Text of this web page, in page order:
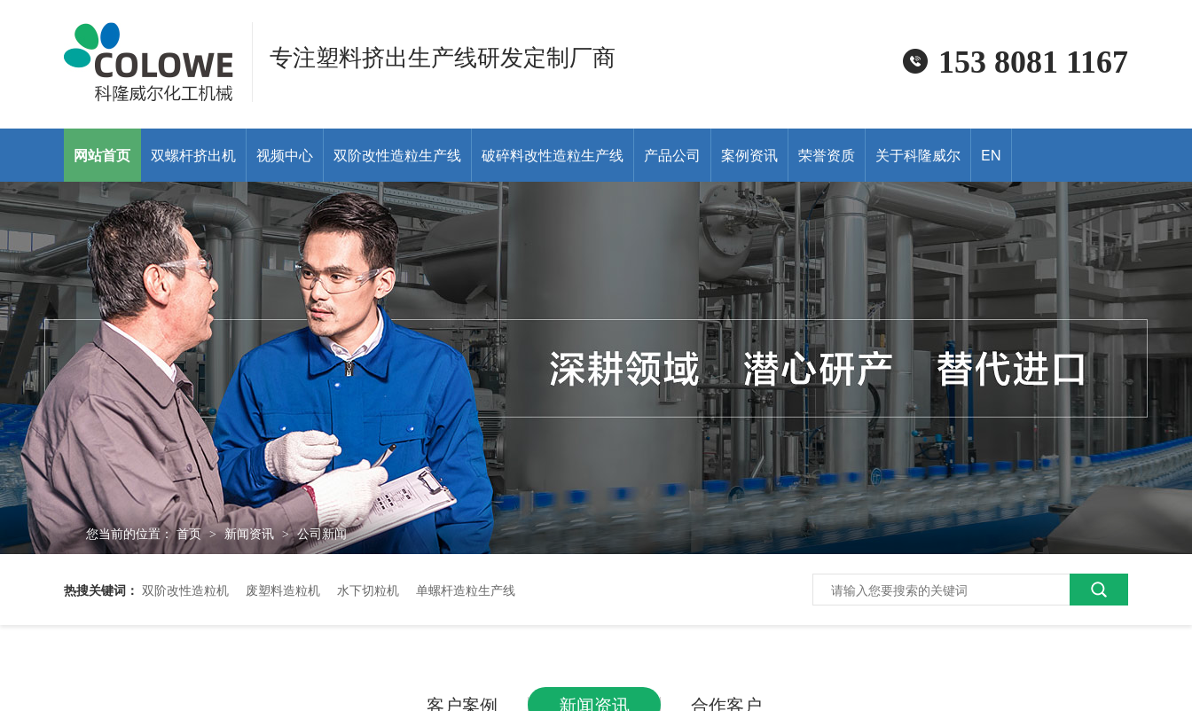
专注塑料挤出生产线研发定制厂商 153 8081 1167
网站首页 双螺杆挤出机 视频中心 双阶改性造粒生产线 破碎料改性造粒生产线 产品公司 案例资讯 荣誉资质 关于科隆威尔 EN
您当前的位置： 首页 > 新闻资讯 > 公司新闻
热搜关键词： 双阶改性造粒机 废塑料造粒机 水下切粒机 单螺杆造粒生产线
客户案例 新闻资讯 合作客户